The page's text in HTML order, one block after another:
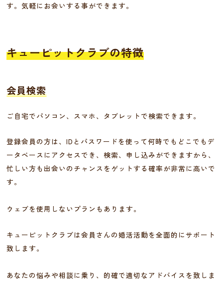
す。気軽にお会いする事ができます。
キューピットクラブの特徴
会員検索
ご自宅でパソコン、スマホ、タブレットで検索できます。
登録会員の方は、IDとパスワードを使って何時でもどこでもデ
ータベースにアクセスでき、検索、申し込みができますから、
忙しい方も出会いのチャンスをゲットする確率が非常に高いで
す。
ウェブを使用しないプランもあります。
キューピットクラブは会員さんの婚活活動を全面的にサポート
致します。
あなたの悩みや相談に乗り、的確で適切なアドバイスを致しま